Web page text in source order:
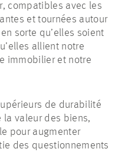
compatibles avec les
et tournées autour
sorte qu’elles soient
allient notre
immobilier et notre
de durabilité
la valeur des biens,
pour augmenter
des questionnements